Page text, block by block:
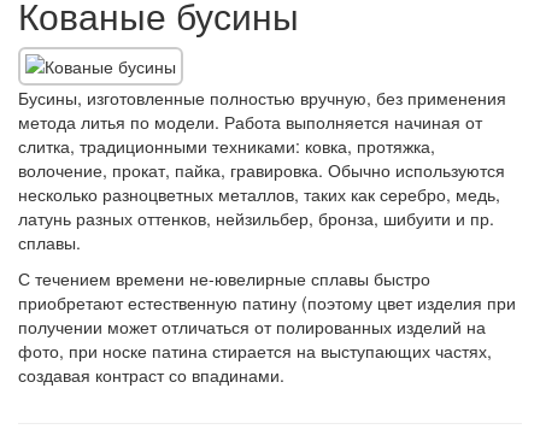
Кованые бусины
Бусины, изготовленные полностью вручную, без применения
метода литья по модели. Работа выполняется начиная от
слитка, традиционными техниками: ковка, протяжка,
волочение, прокат, пайка, гравировка. Обычно используются
несколько разноцветных металлов, таких как серебро, медь,
латунь разных оттенков, нейзильбер, бронза, шибуити и пр.
сплавы.
С течением времени не-ювелирные сплавы быстро
приобретают естественную патину (поэтому цвет изделия при
получении может отличаться от полированных изделий на
фото, при носке патина стирается на выступающих частях,
создавая контраст со впадинами.